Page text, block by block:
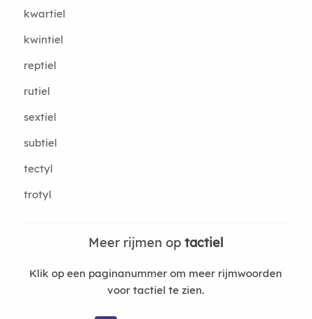
kwartiel
kwintiel
reptiel
rutiel
sextiel
subtiel
tectyl
trotyl
Meer rijmen op tactiel
Klik op een paginanummer om meer rijmwoorden
voor tactiel te zien.